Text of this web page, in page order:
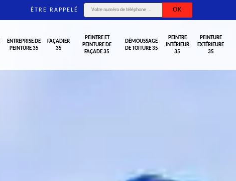
ÊTRE RAPPELÉ
ENTREPRISE DE
PEINTURE 35
FAÇADIER
35
PEINTRE ET
PEINTURE DE
FAÇADE 35
DÉMOUSSAGE
DE TOITURE 35
PEINTRE
INTÉRIEUR
35
PEINTURE
EXTÉRIEURE
35